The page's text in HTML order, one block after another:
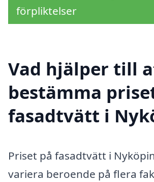
förpliktelser
Vad hjälper till
bestämma
fasadtvätt i
Priset på fasadtvätt i
variera beroende på flera